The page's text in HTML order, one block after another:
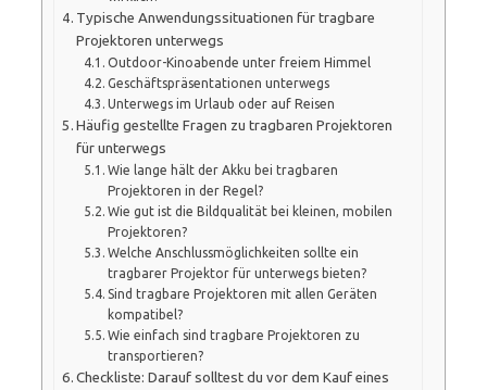
Typische Anwendungssituationen für tragbare
Projektoren unterwegs
Outdoor-Kinoabende unter freiem Himmel
Geschäftspräsentationen unterwegs
Unterwegs im Urlaub oder auf Reisen
Häufig gestellte Fragen zu tragbaren Projektoren
für unterwegs
Wie lange hält der Akku bei tragbaren
Projektoren in der Regel?
Wie gut ist die Bildqualität bei kleinen, mobilen
Projektoren?
Welche Anschlussmöglichkeiten sollte ein
tragbarer Projektor für unterwegs bieten?
Sind tragbare Projektoren mit allen Geräten
kompatibel?
Wie einfach sind tragbare Projektoren zu
transportieren?
Checkliste: Darauf solltest du vor dem Kauf eines